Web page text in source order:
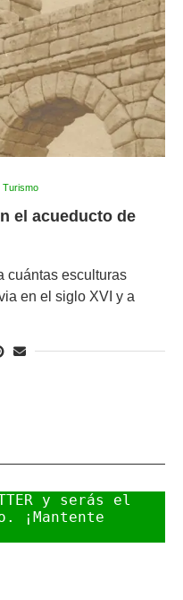
Turismo
el acueducto de
cuántas esculturas
en el siglo XVI y a
y serás el
¡Mantente